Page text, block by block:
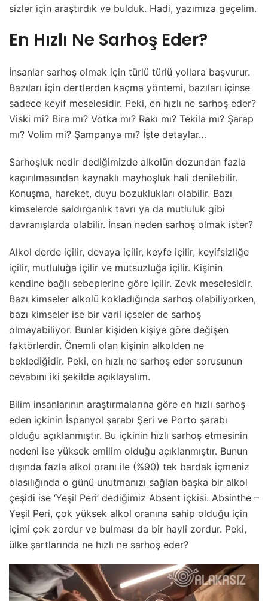
sizler için araştırdık ve bulduk. Hadi, yazımıza geçelim.
En Hızlı Ne Sarhoş Eder?
İnsanlar sarhoş olmak için türlü türlü yollara başvurur.
Bazıları için dertlerden kaçma yöntemi, bazıları içinse
sadece keyif meselesidir. Peki, en hızlı ne sarhoş eder?
Viski mi? Bira mı? Votka mı? Rakı mı? Tekila mı? Şarap
mı? Volim mi? Şampanya mı? İşte detaylar…
Sarhoşluk nedir dediğimizde alkolün dozundan fazla
kaçırılmasından kaynaklı mayhoşluk hali denilebilir.
Konuşma, hareket, duyu bozuklukları olabilir. Bazı
kimselerde saldırganlık tavrı ya da mutluluk gibi
davranışlarda olabilir. İnsan neden sarhoş olmak ister?
Alkol derde içilir, devaya içilir, keyfe içilir, keyifsizliğe
içilir, mutluluğa içilir ve mutsuzluğa içilir. Kişinin
kendine bağlı sebeplerine göre içilir. Zevk meselesidir.
Bazı kimseler alkolü kokladığında sarhoş olabiliyorken,
bazı kimseler ise bir varil içseler de sarhoş
olmayabiliyor. Bunlar kişiden kişiye göre değişen
faktörlerdir. Önemli olan kişinin alkolden ne
beklediğidir. Peki, en hızlı ne sarhoş eder sorusunun
cevabını iki şekilde açıklayalım.
Bilim insanlarının araştırmalarına göre en hızlı sarhoş
eden içkinin İspanyol şarabı Şeri ve Porto şarabı
olduğu açıklanmıştır. Bu içkinin hızlı sarhoş etmesinin
nedeni ise yüksek emilim olduğu açıklanmıştır. Bunun
dışında fazla alkol oranı ile (%90) tek bardak içmeniz
olasılığında o günü unutmanızı sağlan başka bir alkol
çeşidi ise ‘Yeşil Peri’ dediğimiz Absent içkisi. Absinthe –
Yeşil Peri, çok yüksek alkol oranına sahip olduğu için
içimi çok zordur ve bulması da bir hayli zordur. Peki,
ülke şartlarında ne hızlı ne sarhoş eder?